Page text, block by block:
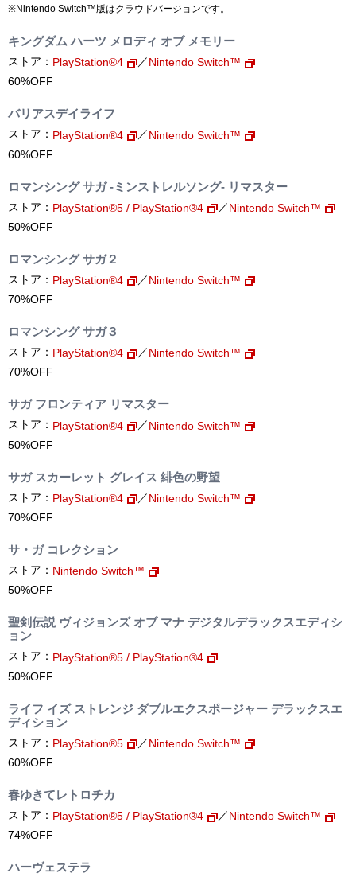
※Nintendo Switch™版はクラウドバージョンです。
キングダム ハーツ メロディ オブ メモリー
ストア： PlayStation®4 ／Nintendo Switch™
60%OFF
バリアスデイライフ
ストア： PlayStation®4 ／Nintendo Switch™
60%OFF
ロマンシング サガ -ミンストレルソング- リマスター
ストア： PlayStation®5 / PlayStation®4 ／Nintendo Switch™
50%OFF
ロマンシング サガ２
ストア： PlayStation®4 ／Nintendo Switch™
70%OFF
ロマンシング サガ３
ストア： PlayStation®4 ／Nintendo Switch™
70%OFF
サガ フロンティア リマスター
ストア： PlayStation®4 ／Nintendo Switch™
50%OFF
サガ スカーレット グレイス 緋色の野望
ストア： PlayStation®4 ／Nintendo Switch™
70%OFF
サ・ガ コレクション
ストア： Nintendo Switch™
50%OFF
聖剣伝説 ヴィジョンズ オブ マナ デジタルデラックスエディシ
ョン
ストア： PlayStation®5 / PlayStation®4
50%OFF
ライフ イズ ストレンジ ダブルエクスポージャー デラックスエ
ディション
ストア： PlayStation®5 ／Nintendo Switch™
60%OFF
春ゆきてレトロチカ
ストア： PlayStation®5 / PlayStation®4 ／Nintendo Switch™
74%OFF
ハーヴェステラ